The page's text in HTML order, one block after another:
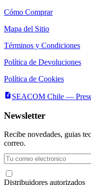
Cómo Comprar
Mapa del Sitio
Términos y Condiciones
Política de Devoluciones
Política de Cookies
SEACOM Chile —
Newsletter
Recibe novedades, guias
correo.
Distribuidores autorizados